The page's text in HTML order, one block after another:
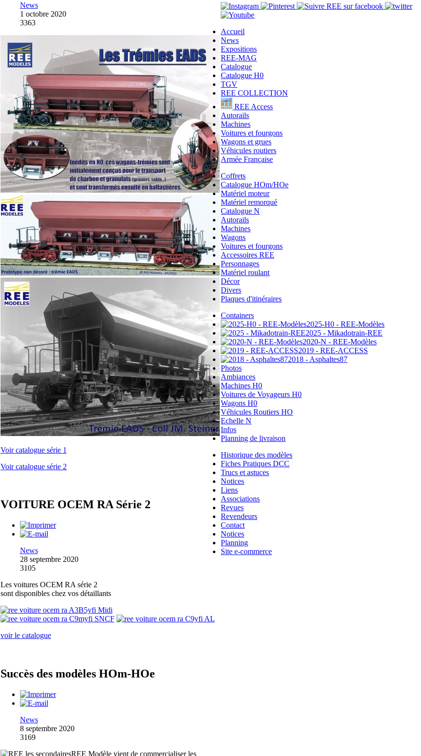
News
1 octobre 2020
3363
Voir catalogue série 1
Voir catalogue série 2
VOITURE OCEM RA Série 2
News
28 septembre 2020
3105
Les voitures OCEM RA série 2
sont disponibles chez vos détaillants
voir le catalogue
Succès des modèles HOm-HOe
News
8 septembre 2020
3169
REE Modèle vient de commercialiser les
Accueil
News
Expositions
REE-MAG
Catalogue
Catalogue H0
TGV
REE COLLECTION
REE Access
Autorails
Machines
Voitures et fourgons
Wagons et grues
Véhicules routiers
Armée Française
Coffrets
Catalogue HOm/HOe
Matériel moteur
Matériel remorqué
Catalogue N
Autorails
Machines
Wagons
Voitures et fourgons
Accessoires REE
Personnages
Matériel roulant
Décor
Divers
Plaques d'itinéraires
Containers
2025-H0 - REE-Modèles
2025 - Mikadotrain-REE
2020-N - REE-Modèles
2019 - REE-ACCESS
2018 - Asphaltes87
Photos
Ambiances
Machines H0
Voitures de Voyageurs H0
Wagons H0
Véhicules Routiers HO
Echelle N
Infos
Planning de livraison
Historique des modèles
Fiches Pratiques DCC
Trucs et astuces
Notices
Liens
Associations
Revues
Revendeurs
Contact
Notices
Planning
Site e-commerce